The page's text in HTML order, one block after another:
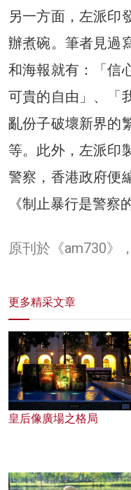
另一方面，左派印
辦煮碗。筆者見過
和海報就有：「信
可貴的自由」、「
亂份子破壞新界的
等。此外，左派印
警察，香港政府便
《制止暴行是警察
原刊於《am730》
更多精采文章
皇后像廣場之格局